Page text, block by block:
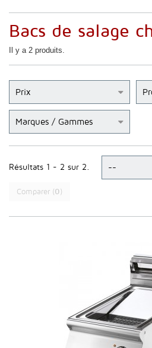
Bacs de salage
Il y a 2 produits.
Prix
Marques / Gammes
Résultats 1 - 2 sur 2.
Comparer (0)